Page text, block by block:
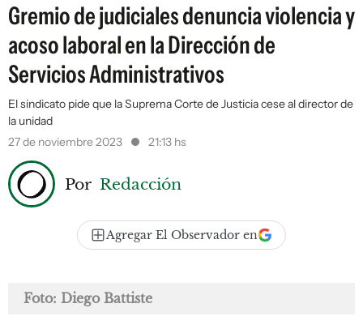
Gremio de judiciales denuncia violencia y
acoso laboral en la Dirección de
Servicios Administrativos
El sindicato pide que la Suprema Corte de Justicia cese al director de
la unidad
27 de noviembre 2023
21:13 hs
Por Redacción
Agregar El Observador en
Foto: Diego Battiste